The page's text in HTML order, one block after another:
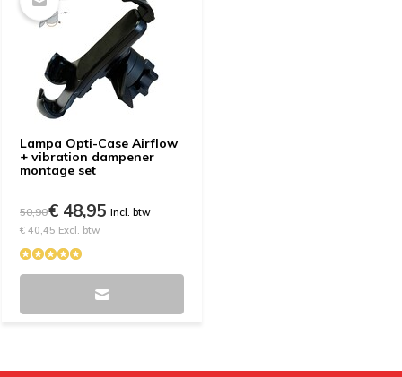
Lampa Opti-Case Airflow
+ vibration dampener
montage set
50,90€ 48,95 Incl. btw
€ 40,45 Excl. btw